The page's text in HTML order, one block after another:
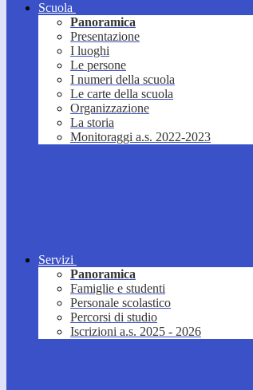
Scuola
Panoramica
Presentazione
I luoghi
Le persone
I numeri della scuola
Le carte della scuola
Organizzazione
La storia
Monitoraggi a.s. 2022-2023
Servizi
Panoramica
Famiglie e studenti
Personale scolastico
Percorsi di studio
Iscrizioni a.s. 2025 - 2026